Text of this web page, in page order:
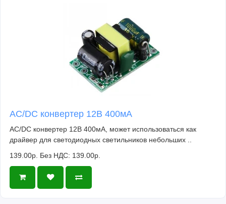
AC/DC конвертер 12В 400мА
AC/DC конвертер 12В 400мА, может использоваться как
драйвер для светодиодных светильников небольших ..
139.00р. Без НДС: 139.00р.